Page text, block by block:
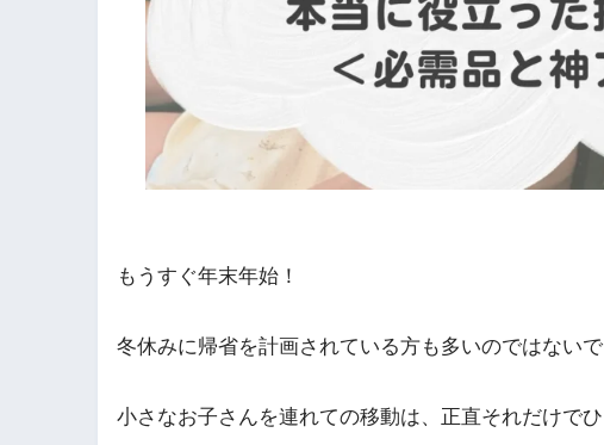
もうすぐ年末年始！
冬休みに帰省を計画されている方も多いのではないで
小さなお子さんを連れての移動は、正直それだけでひ